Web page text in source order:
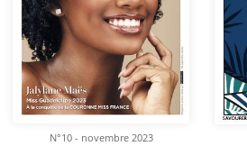
N°10 - novembre 2023